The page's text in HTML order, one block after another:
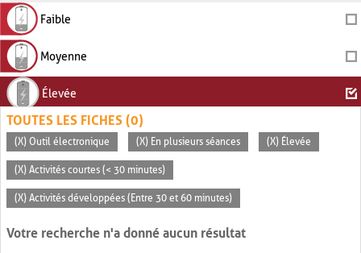
Faible
Moyenne
Élevée
TOUTES LES FICHES (0)
(X) Outil électronique (X) En plusieurs séances (X) Élevée
(X) Activités courtes (< 30 minutes)
(X) Activités développées (Entre 30 et 60 minutes)
Votre recherche n'a donné aucun résultat